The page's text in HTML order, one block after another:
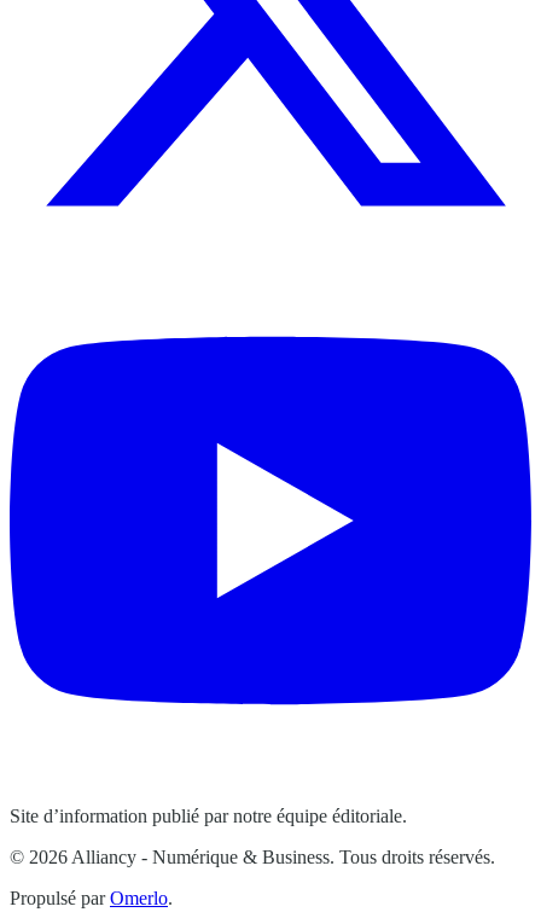
Site d’information publié par notre équipe éditoriale.
© 2026 Alliancy - Numérique & Business. Tous droits réservés.
Propulsé parOmerlo.